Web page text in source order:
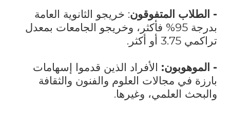
- الطلاب المتفوقون: خريجو الثانوية العامة
بدرجة 95% فأكثر، وخريجو الجامعات بمعدل
تراكمي 3.75 أو أكثر.
- الموهوبون: الأفراد الذين قدموا إسهامات
بارزة في مجالات العلوم والفنون والثقافة
والبحث العلمي، وغيرها.